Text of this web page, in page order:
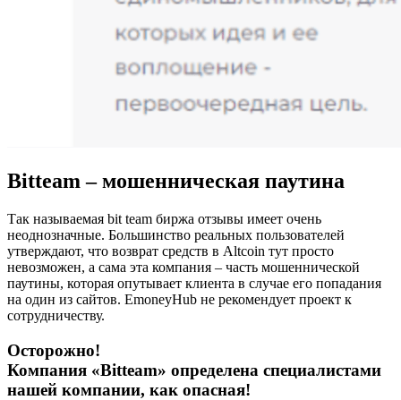
Bitteam – мошенническая паутина
Так называемая bit team биржа отзывы имеет очень
неоднозначные. Большинство реальных пользователей
утверждают, что возврат средств в Altcoin тут просто
невозможен, а сама эта компания – часть мошеннической
паутины, которая опутывает клиента в случае его попадания
на один из сайтов. EmoneyHub не рекомендует проект к
сотрудничеству.
Осторожно!
Компания «Bitteam» определена специалистами
нашей компании, как опасная!